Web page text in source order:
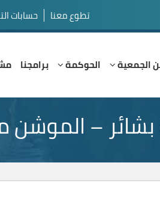
تطوع معنا حسابات
الجمعية الحوكمة برامجنا
– الموشن